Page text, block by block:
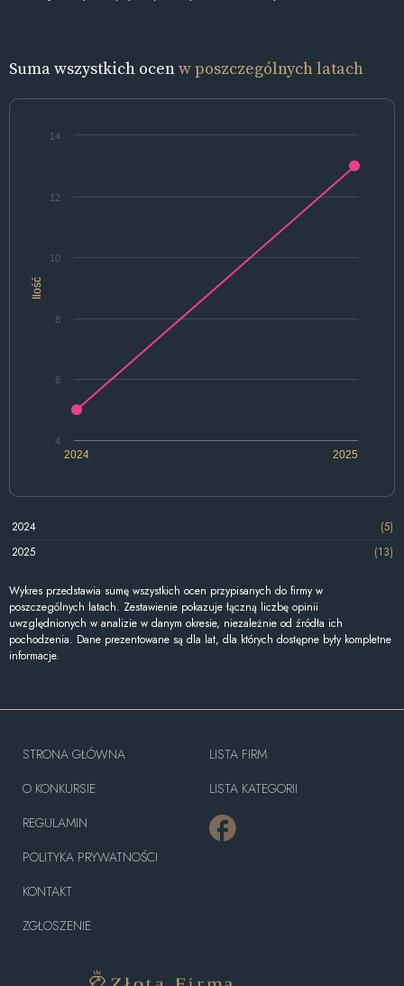
Suma wszystkich ocenw poszczególnych latach
Ilość
2024 2025
4
6
8
10
12
14
2024
(5)
2025
(13)
Wykres przedstawia sumę wszystkich ocen przypisanych do firmy w
poszczególnych latach. Zestawienie pokazuje łączną liczbę opinii
uwzględnionych w analizie w danym okresie, niezależnie od źródła ich
pochodzenia. Dane prezentowane są dla lat, dla których dostępne były kompletne
informacje.
STRONA GŁÓWNA
O KONKURSIE
REGULAMIN
POLITYKA PRYWATNOŚCI
KONTAKT
ZGŁOSZENIE
LISTA FIRM
LISTA KATEGORII